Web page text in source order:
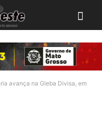
avança na Gleba Divisa, em